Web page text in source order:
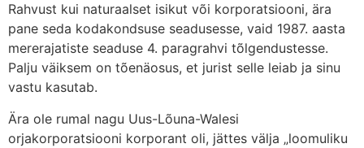
Rahvust kui naturaalset isikut või korporatsiooni, ära
pane seda kodakondsuse seadusesse, vaid 1987. aasta
mererajatiste seaduse 4. paragrahvi tõlgendustesse.
Palju väiksem on tõenäosus, et jurist selle leiab ja sinu
vastu kasutab.
Ära ole rumal nagu Uus-Lõuna-Walesi
orjakorporatsiooni korporant oli, jättes välja „loomuliku